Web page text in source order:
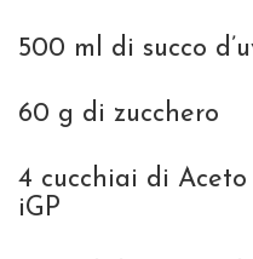
500 ml di succo
60 g di zucchero
4 cucchiai di
iGP